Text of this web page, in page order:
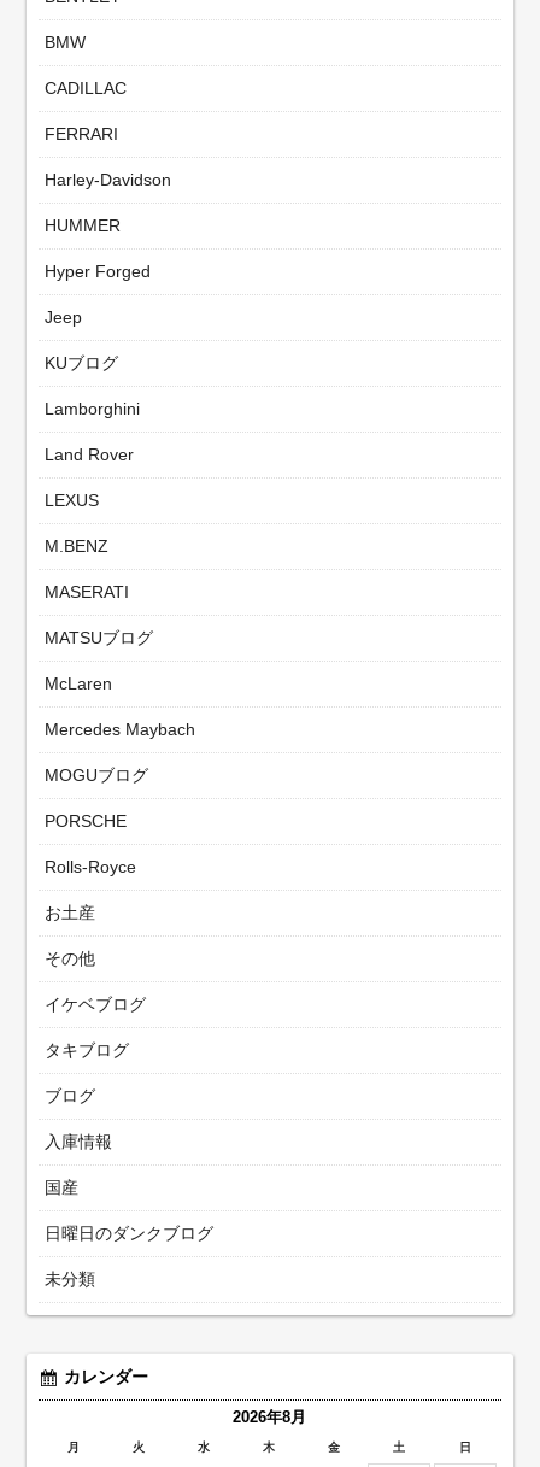
BMW
CADILLAC
FERRARI
Harley-Davidson
HUMMER
Hyper Forged
Jeep
KUブログ
Lamborghini
Land Rover
LEXUS
M.BENZ
MASERATI
MATSUブログ
McLaren
Mercedes Maybach
MOGUブログ
PORSCHE
Rolls-Royce
お土産
その他
イケベブログ
タキブログ
ブログ
入庫情報
国産
日曜日のダンクブログ
未分類
カレンダー
2026年8月
月 火 水 木 金 土 日